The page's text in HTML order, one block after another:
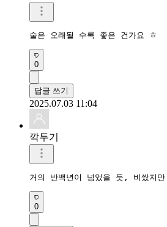
술은 오래될 수록 좋은 건가요 ㅎ
0
답글 쓰기
2025.07.03 11:04
깍두기
거의 반백년이 넘었을 듯, 비쌌
0